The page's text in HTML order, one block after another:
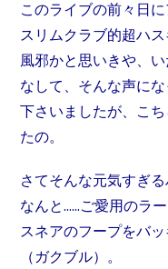
このライブの前々日
スリムクラブ的超ハ
風邪かと思いきや、い
なして、そんな声に
下さいましたが、こ
たの。
さてそんな元気すぎる
なんと……ご愛用のラ
スネアのフープをバ
（ガクブル）。